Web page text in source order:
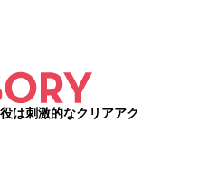
は刺激的なクリアアク